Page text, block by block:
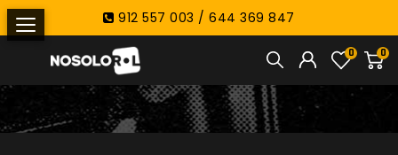
912 557 003 / 644 369 847
0
0